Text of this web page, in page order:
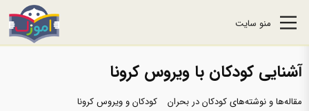
منو سایت
آشنایی کودکان با ویروس کرونا
مقاله‌ها و نوشته‌های کودکان در بحران
کودکان و ویروس کرونا